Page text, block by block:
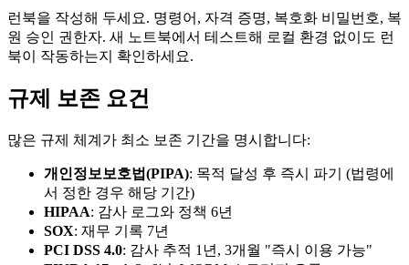
런북을 작성해 두세요. 명령어, 자격 증명, 복호화 비밀번호, 복
원 승인 권한자. 새 노트북에서 테스트해 로컬 환경 없이도 런
북이 작동하는지 확인하세요.
규제 보존 요건
많은 규제 체계가 최소 보존 기간을 명시합니다:
개인정보보호법(PIPA): 목적 달성 후 즉시 파기 (법령에
서 정한 경우 해당 기간)
HIPAA: 감사 로그와 정책 6년
SOX: 재무 기록 7년
PCI DSS 4.0: 감사 추적 1년, 3개월 "즉시 이용 가능"